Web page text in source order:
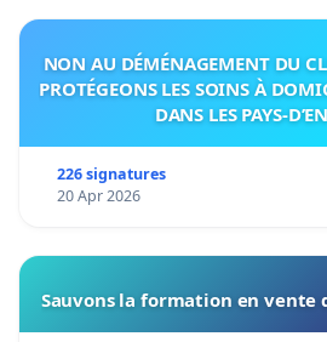
NON AU DÉMÉNAGEMENT DU
PROTÉGEONS LES SOINS À
DANS LES PAYS-
226 signatures
20 Apr 2026
Sauvons la formation en vente